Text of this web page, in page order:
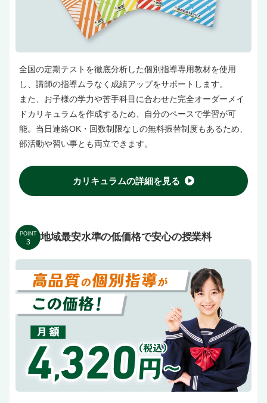
全国の定期テストを徹底分析した個別指導専用教材を使用
し、講師の指導ムラなく成績アップをサポートします。
また、お子様の学力や苦手科目に合わせた完全オーダーメイ
ドカリキュラムを作成するため、自分のペースで学習が可
能。当日連絡OK・回数制限なしの無料振替制度もあるため、
部活動や習い事とも両立できます。
カリキュラムの詳細を見る
POINT
3 地域最安水準の低価格で安心の授業料